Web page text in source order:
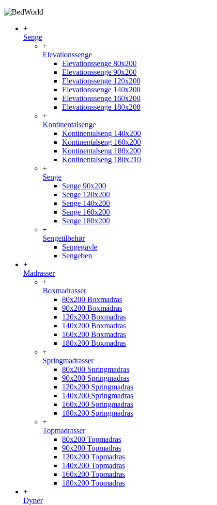
+
Senge
+
Elevationssenge
Elevationssenge 80x200
Elevationssenge 90x200
Elevationssenge 120x200
Elevationssenge 140x200
Elevationssenge 160x200
Elevationssenge 180x200
+
Kontinentalsenge
Kontinentalseng 140x200
Kontinentalseng 160x200
Kontinentalseng 180x200
Kontinentalseng 180x210
+
Senge
Senge 90x200
Senge 120x200
Senge 140x200
Senge 160x200
Senge 180x200
+
Sengetilbehør
Sengegavle
Sengeben
+
Madrasser
+
Boxmadrasser
80x200 Boxmadras
90x200 Boxmadras
120x200 Boxmadras
140x200 Boxmadras
160x200 Boxmadras
180x200 Boxmadras
+
Springmadrasser
80x200 Springmadras
90x200 Springmadras
120x200 Springmadras
140x200 Springmadras
160x200 Springmadras
180x200 Springmadras
+
Topmadrasser
80x200 Topmadras
90x200 Topmadras
120x200 Topmadras
140x200 Topmadras
160x200 Topmadras
180x200 Topmadras
+
Dyner